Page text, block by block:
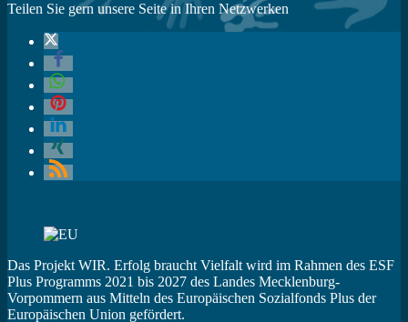
Teilen Sie gern unsere Seite in Ihren Netzwerken
Das Projekt WIR. Erfolg braucht Vielfalt wird im Rahmen des ESF
Plus Programms 2021 bis 2027 des Landes Mecklenburg-
Vorpommern aus Mitteln des Europäischen Sozialfonds Plus der
Europäischen Union gefördert.